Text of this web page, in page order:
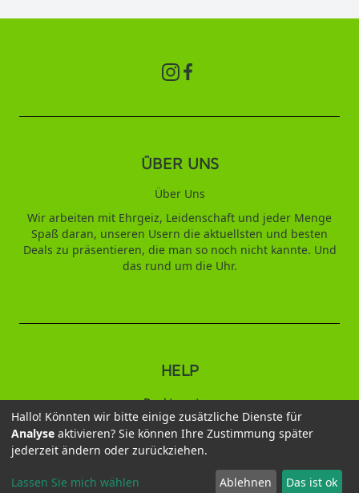
HELP
Punktesystem
ÜBER UNS
Über Uns
Wir arbeiten mit Ehrgeiz, Leidenschaft und jeder Menge
Spaß daran, unseren Usern die aktuellsten und besten
Deals zu präsentieren, die man so noch nicht kannte. Und
das rund um die Uhr.
2026 © Duftbaum
Versandbedingungen
Hallo! Könnten wir bitte einige zusätzliche Dienste für
Analyse aktivieren? Sie können Ihre Zustimmung später
jederzeit ändern oder zurückziehen.
Lassen Sie mich wählen Ablehnen Das ist ok